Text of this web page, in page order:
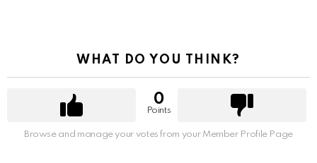
WHAT DO YOU THINK?
0
Points
Browse and manage your votes from your Member Profile Page